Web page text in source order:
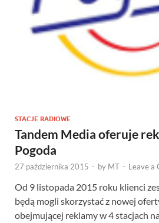
STACJE RADIOWE
Tandem Media oferuje
Pogoda
27 października 2015 - by MT - Leave a
Od 9 listopada 2015 roku klienci
będą mogli skorzystać z nowej
obejmującej reklamy w 4 stacjach